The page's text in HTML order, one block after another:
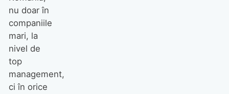
nu doar în
companiile
mari, la
nivel de
top
management,
ci în orice